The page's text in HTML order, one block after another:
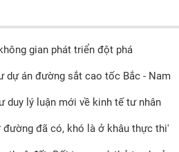
gian phát triển đột phá
dự án đường sắt cao tốc Bắc - Nam
duy lý luận mới về kinh tế tư nhân
đường đã có, khó là ở khâu thực thi'